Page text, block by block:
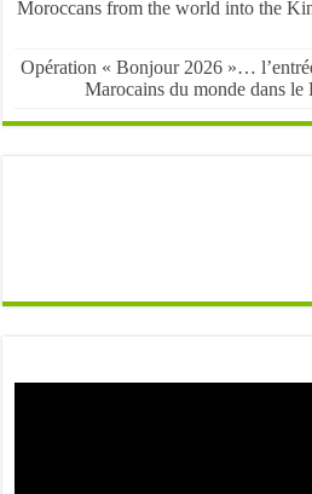
Moroccans from the world into
Opération « Bonjour 2026 »…
Marocains du monde